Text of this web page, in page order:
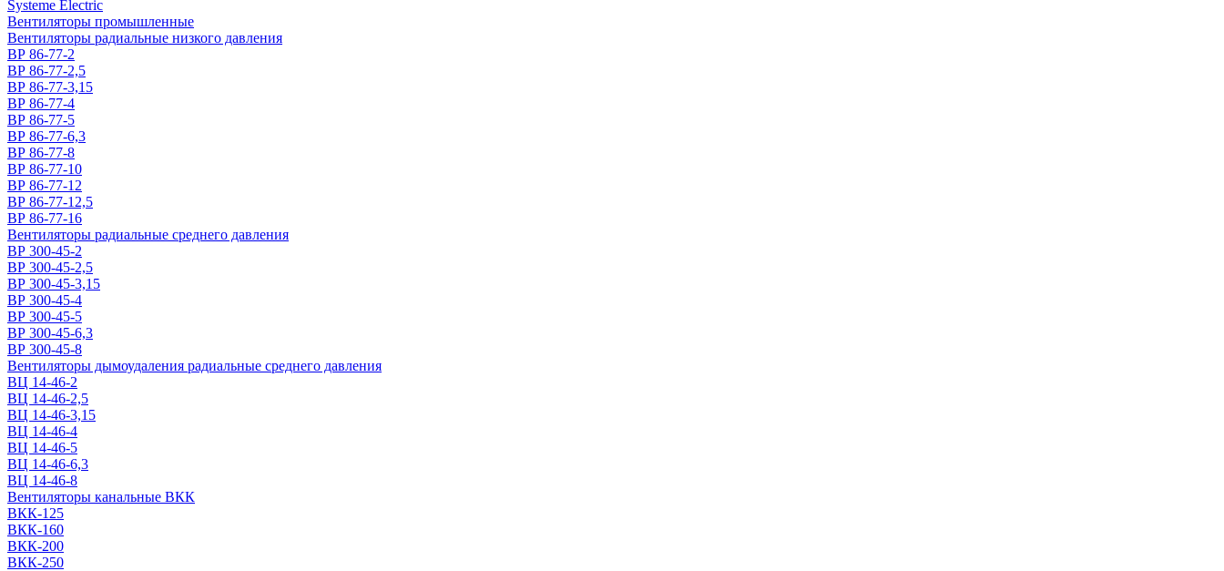
Systeme Electric
Вентиляторы промышленные
Вентиляторы радиальные низкого давления
ВР 86-77-2
ВР 86-77-2,5
ВР 86-77-3,15
ВР 86-77-4
ВР 86-77-5
ВР 86-77-6,3
ВР 86-77-8
ВР 86-77-10
ВР 86-77-12
ВР 86-77-12,5
ВР 86-77-16
Вентиляторы радиальные среднего давления
ВР 300-45-2
ВР 300-45-2,5
ВР 300-45-3,15
ВР 300-45-4
ВР 300-45-5
ВР 300-45-6,3
ВР 300-45-8
Вентиляторы дымоудаления радиальные среднего давления
ВЦ 14-46-2
ВЦ 14-46-2,5
ВЦ 14-46-3,15
ВЦ 14-46-4
ВЦ 14-46-5
ВЦ 14-46-6,3
ВЦ 14-46-8
Вентиляторы канальные ВКК
ВКК-125
ВКК-160
ВКК-200
ВКК-250